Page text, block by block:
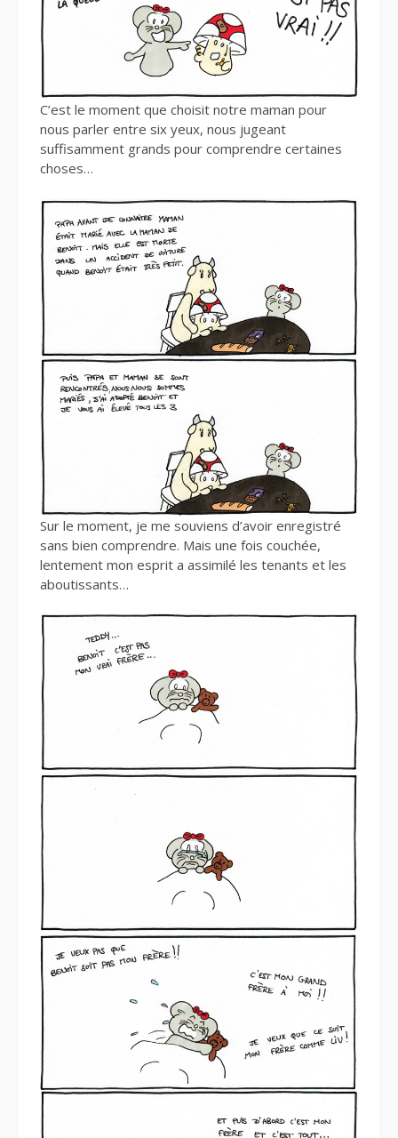
C’est le moment que choisit notre maman pour
nous parler entre six yeux, nous jugeant
suffisamment grands pour comprendre certaines
choses…
Sur le moment, je me souviens d’avoir enregistré
sans bien comprendre. Mais une fois couchée,
lentement mon esprit a assimilé les tenants et les
aboutissants…